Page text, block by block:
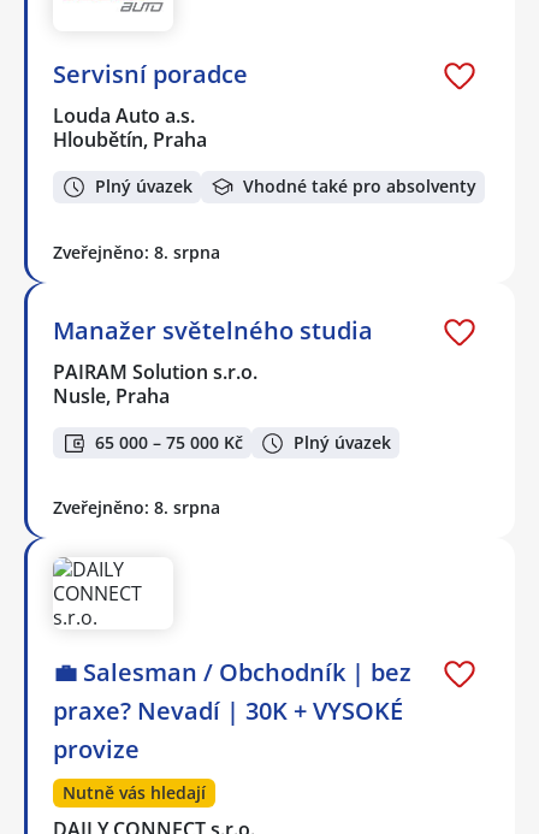
Servisní poradce
Louda Auto a.s.
Hloubětín, Praha
Plný úvazek Vhodné také pro absolventy
Zveřejněno: 8. srpna
Manažer světelného studia
PAIRAM Solution s.r.o.
Nusle, Praha
65 000 – 75 000 Kč Plný úvazek
Zveřejněno: 8. srpna
💼 Salesman / Obchodník | bez
praxe? Nevadí | 30K + VYSOKÉ
provize
Nutně vás hledají